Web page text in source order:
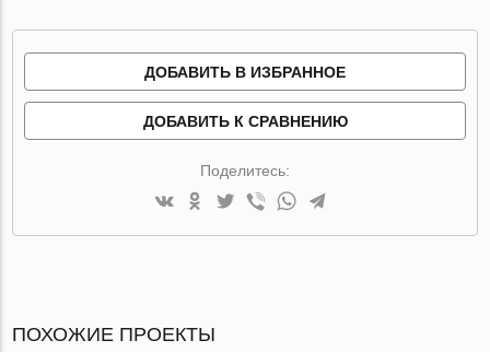
ДОБАВИТЬ В ИЗБРАННОЕ
ДОБАВИТЬ К СРАВНЕНИЮ
Поделитесь:
ПОХОЖИЕ ПРОЕКТЫ